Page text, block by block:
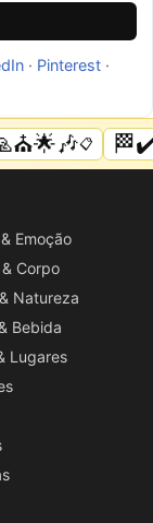
· Pinterest·
📋
Emoção
& Corpo
Natureza
Bebida
Lugares